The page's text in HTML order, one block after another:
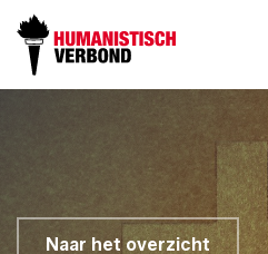
Naar het overzicht